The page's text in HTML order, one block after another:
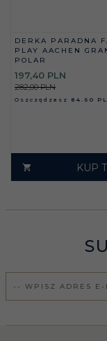
DERKA PARADNA
PLAY AACHEN
POLAR
197,40 PLN
282,00 PLN
Oszczędzasz 84.60
KUP